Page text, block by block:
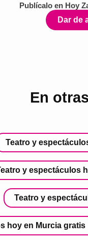
Publícalo en Hoy
Dar de
En
Teatro y
y espectáculos
Teatro y
hoy en Murcia gratis